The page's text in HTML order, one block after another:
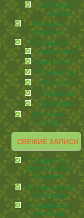
эзотерика и
гадания
Полезные
продукты
Посиделки
иcцеляемся
Происшествия
Путешествия
странности
Торжества
Угощаемся!
Растения-
лекари
СВЕЖИЕ ЗАПИСИ
Продукты,
полезные при
варикозе
Лучшие маски
от морщин
Кодировка
гипнозом